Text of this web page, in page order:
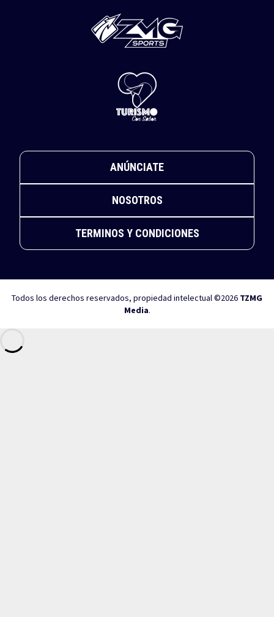
ANÚNCIATE
NOSOTROS
TERMINOS Y CONDICIONES
Todos los derechos reservados, propiedad intelectual ©2026 TZMG
Media.